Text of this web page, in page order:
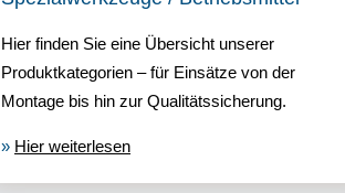
Hier finden Sie eine Übersicht unserer
Produktkategorien – für Einsätze von der
Montage bis hin zur Qualitätssicherung.
» Hier weiterlesen